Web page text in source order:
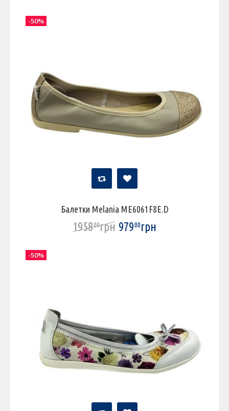
Балетки Melania ME6061F8E.D
195800грн 97900грн
-50%
-50%